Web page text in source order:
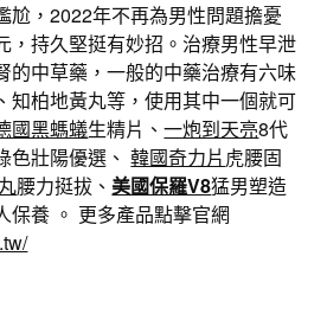
尬，2022年不再為男性問題擔憂
，持久堅挺有妙招。治療男性早泄
的中草藥，一般的中藥治療有六味
知柏地黃丸等，使用其中一個就可
國黑螞蟻生精片、一炮到天亮8代
色壯陽優選、韓國奇力片虎腰固
腰力挺拔、美國保羅V8猛男塑造
保養 。 更多產品點擊官網